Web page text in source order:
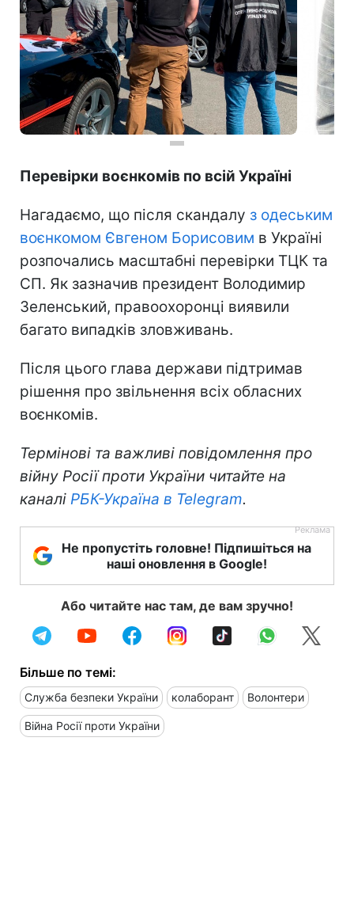
Перевірки воєнкомів по всій Україні
Нагадаємо, що після скандалу з одеським
воєнкомом Євгеном Борисовим в Україні
розпочались масштабні перевірки ТЦК та
СП. Як зазначив президент Володимир
Зеленський, правоохоронці виявили
багато випадків зловживань.
Після цього глава держави підтримав
рішення про звільнення всіх обласних
воєнкомів.
Термінові та важливі повідомлення про
війну Росії проти України читайте на
каналі РБК-Україна в Telegram.
Не пропустіть головне! Підпишіться на
наші оновлення в Google!
Або читайте нас там, де вам зручно!
Більше по темі:
Служба безпеки України колаборант Волонтери
Війна Росії проти України